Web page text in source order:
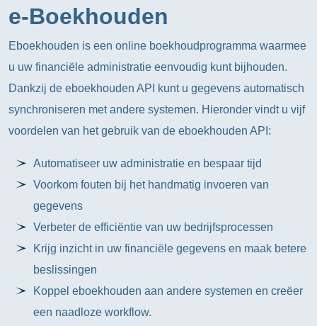
e-Boekhouden
Eboekhouden is een online boekhoudprogramma waarmee
u uw financiële administratie eenvoudig kunt bijhouden.
Dankzij de eboekhouden API kunt u gegevens automatisch
synchroniseren met andere systemen. Hieronder vindt u vijf
voordelen van het gebruik van de eboekhouden API:
Automatiseer uw administratie en bespaar tijd
Voorkom fouten bij het handmatig invoeren van
gegevens
Verbeter de efficiëntie van uw bedrijfsprocessen
Krijg inzicht in uw financiële gegevens en maak betere
beslissingen
Koppel eboekhouden aan andere systemen en creëer
een naadloze workflow.